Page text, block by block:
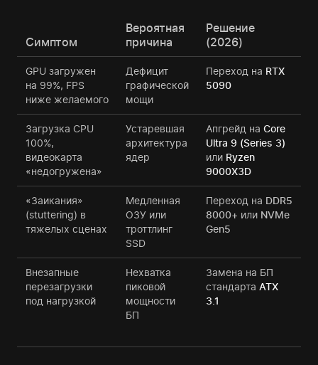
Симптом
Вероятная
причина
Решение
(2026)
GPU загружен
на 99%, FPS
ниже желаемого
Дефицит
графической
мощи
Переход на RTX
5090
Загрузка CPU
100%,
видеокарта
«недогружена»
Устаревшая
архитектура
ядер
Апгрейд на Core
Ultra 9 (Series 3)
или Ryzen
9000X3D
«Заикания»
(stuttering) в
тяжелых сценах
Медленная
ОЗУ или
троттлинг
SSD
Переход на DDR5
8000+ или NVMe
Gen5
Внезапные
перезагрузки
под нагрузкой
Нехватка
пиковой
мощности
БП
Замена на БП
стандарта ATX
3.1